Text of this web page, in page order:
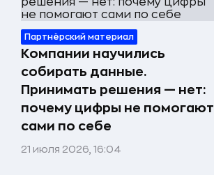
Партнёрский материал
Компании научились
собирать данные.
Принимать решения — нет:
почему цифры не помогают
сами по себе
21 июля 2026, 16:04